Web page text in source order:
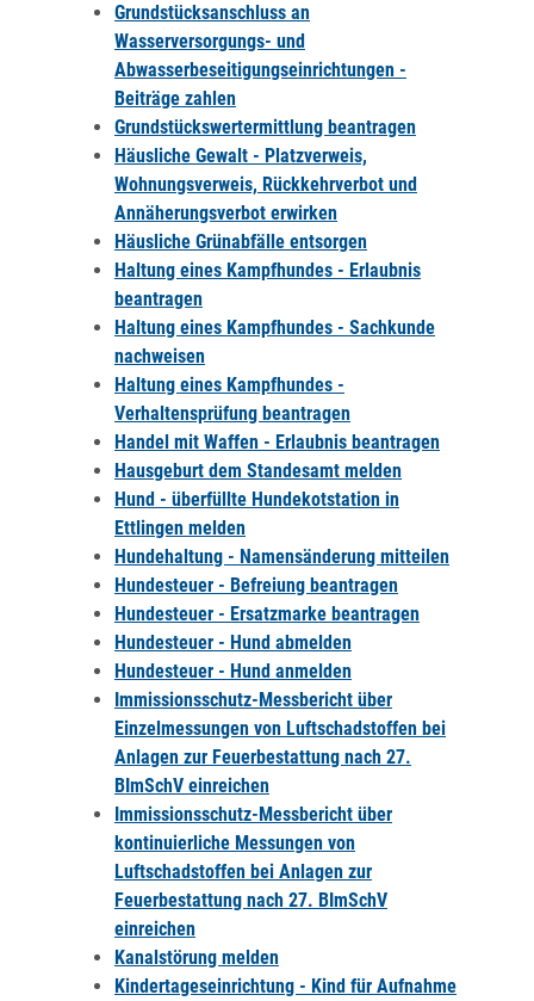
Grundstücksanschluss an
Wasserversorgungs- und
Abwasserbeseitigungseinrichtungen -
Beiträge zahlen
Grundstückswertermittlung beantragen
Häusliche Gewalt - Platzverweis,
Wohnungsverweis, Rückkehrverbot und
Annäherungsverbot erwirken
Häusliche Grünabfälle entsorgen
Haltung eines Kampfhundes - Erlaubnis
beantragen
Haltung eines Kampfhundes - Sachkunde
nachweisen
Haltung eines Kampfhundes -
Verhaltensprüfung beantragen
Handel mit Waffen - Erlaubnis beantragen
Hausgeburt dem Standesamt melden
Hund - überfüllte Hundekotstation in
Ettlingen melden
Hundehaltung - Namensänderung mitteilen
Hundesteuer - Befreiung beantragen
Hundesteuer - Ersatzmarke beantragen
Hundesteuer - Hund abmelden
Hundesteuer - Hund anmelden
Immissionsschutz-Messbericht über
Einzelmessungen von Luftschadstoffen bei
Anlagen zur Feuerbestattung nach 27.
BImSchV einreichen
Immissionsschutz-Messbericht über
kontinuierliche Messungen von
Luftschadstoffen bei Anlagen zur
Feuerbestattung nach 27. BImSchV
einreichen
Kanalstörung melden
Kindertageseinrichtung - Kind für Aufnahme